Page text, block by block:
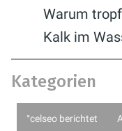
Warum
Kalk im
Kategorien
°celseo berichtet